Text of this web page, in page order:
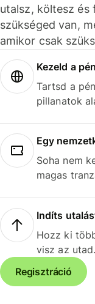
utalsz, költesz és
szükséged van,
amikor csak
Kezeld a
Tartsd a
pillanatok
Egy
Soha nem
magas
Indíts
Hozz ki
visz az utad.
Regisztráció